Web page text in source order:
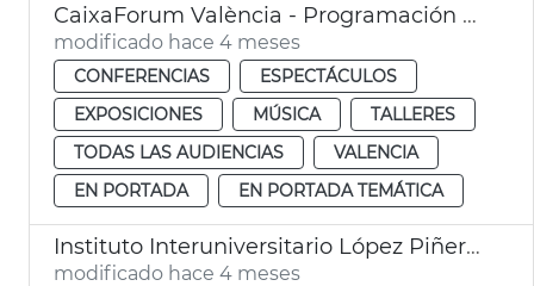
CaixaForum València - Programación cultural
modificado hace 4 meses
CONFERENCIAS
ESPECTÁCULOS
EXPOSICIONES
MÚSICA
TALLERES
TODAS LAS AUDIENCIAS
VALENCIA
EN PORTADA
EN PORTADA TEMÁTICA
Instituto Interuniversitario López Piñero - Programación
modificado hace 4 meses